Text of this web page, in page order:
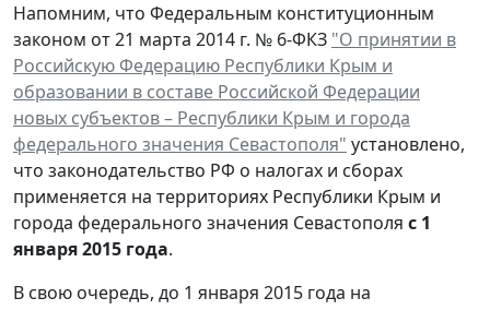
Напомним, что Федеральным конституционным
законом от 21 марта 2014 г. № 6-ФКЗ "О принятии в
Российскую Федерацию Республики Крым и
образовании в составе Российской Федерации
новых субъектов – Республики Крым и города
федерального значения Севастополя" установлено,
что законодательство РФ о налогах и сборах
применяется на территориях Республики Крым и
города федерального значения Севастополя с 1
января 2015 года.
В свою очередь, до 1 января 2015 года на